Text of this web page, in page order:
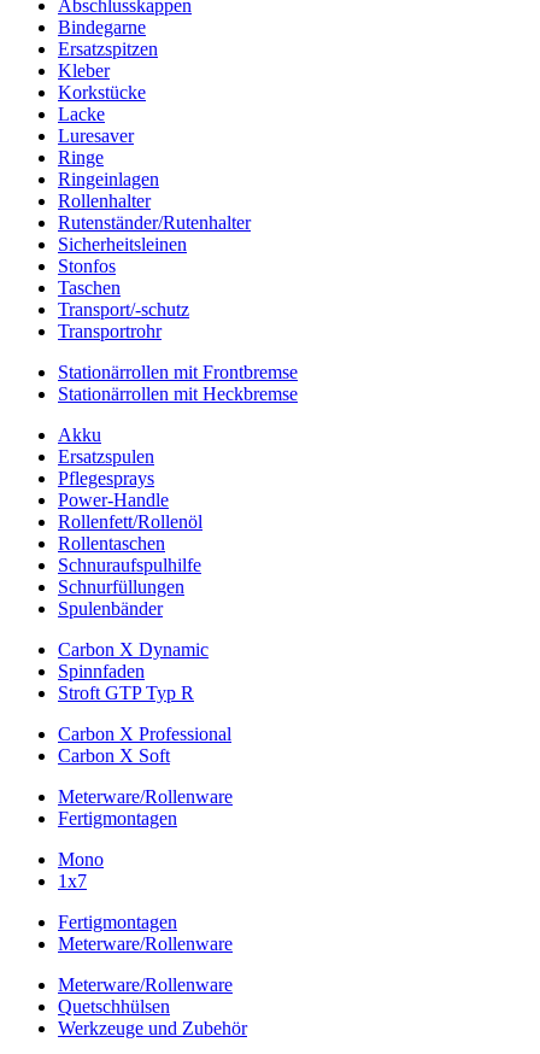
Abschlusskappen
Bindegarne
Ersatzspitzen
Kleber
Korkstücke
Lacke
Luresaver
Ringe
Ringeinlagen
Rollenhalter
Rutenständer/Rutenhalter
Sicherheitsleinen
Stonfos
Taschen
Transport/-schutz
Transportrohr
Stationärrollen mit Frontbremse
Stationärrollen mit Heckbremse
Akku
Ersatzspulen
Pflegesprays
Power-Handle
Rollenfett/Rollenöl
Rollentaschen
Schnuraufspulhilfe
Schnurfüllungen
Spulenbänder
Carbon X Dynamic
Spinnfaden
Stroft GTP Typ R
Carbon X Professional
Carbon X Soft
Meterware/Rollenware
Fertigmontagen
Mono
1x7
Fertigmontagen
Meterware/Rollenware
Meterware/Rollenware
Quetschhülsen
Werkzeuge und Zubehör